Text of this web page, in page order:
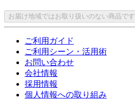
お届け地域ではお取り扱いのない商品です
ご利用ガイド
ご利用シーン・活用術
お問い合わせ
会社情報
採用情報
個人情報への取り組み